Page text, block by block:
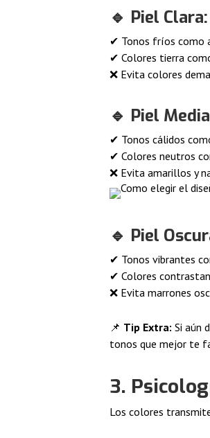
🔹 Piel Clara:
✔ Tonos fríos como
✔ Colores tierra
❌ Evita colores
🔹 Piel
✔ Tonos cálidos
✔ Colores neutros
❌ Evita amarillos y
🔹 Piel
✔ Tonos vibrantes
✔ Colores
❌ Evita marrones
📌 Tip Extra: Si aún
tonos que mejor te
3.
Los colores